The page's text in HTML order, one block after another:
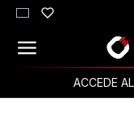
Saltar al contenido
ACCEDE